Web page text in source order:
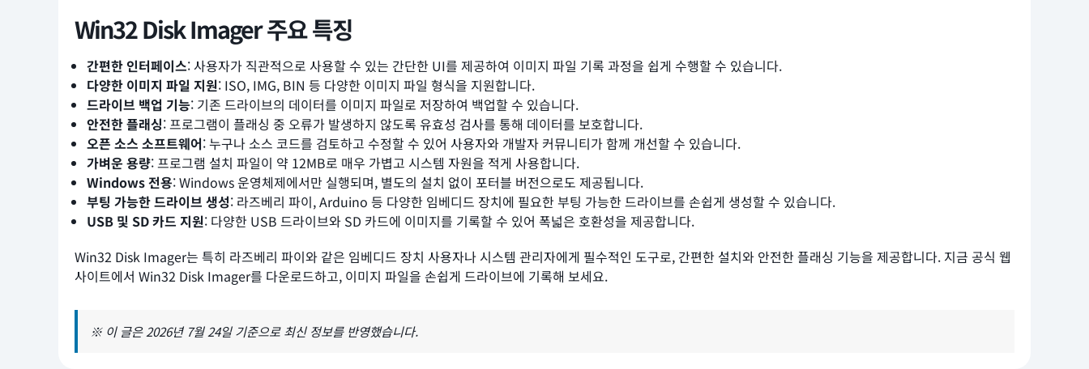
Win32 Disk Imager 주요 특징
간편한 인터페이스: 사용자가 직관적으로 사용할 수 있는 간단한 UI를 제공하여 이미지 파일 기록 과정을 쉽게 수행할 수 있습니다.
다양한 이미지 파일 지원: ISO, IMG, BIN 등 다양한 이미지 파일 형식을 지원합니다.
드라이브 백업 기능: 기존 드라이브의 데이터를 이미지 파일로 저장하여 백업할 수 있습니다.
안전한 플래싱: 프로그램이 플래싱 중 오류가 발생하지 않도록 유효성 검사를 통해 데이터를 보호합니다.
오픈 소스 소프트웨어: 누구나 소스 코드를 검토하고 수정할 수 있어 사용자와 개발자 커뮤니티가 함께 개선할 수 있습니다.
가벼운 용량: 프로그램 설치 파일이 약 12MB로 매우 가볍고 시스템 자원을 적게 사용합니다.
Windows 전용: Windows 운영체제에서만 실행되며, 별도의 설치 없이 포터블 버전으로도 제공됩니다.
부팅 가능한 드라이브 생성: 라즈베리 파이, Arduino 등 다양한 임베디드 장치에 필요한 부팅 가능한 드라이브를 손쉽게 생성할 수 있습니다.
USB 및 SD 카드 지원: 다양한 USB 드라이브와 SD 카드에 이미지를 기록할 수 있어 폭넓은 호환성을 제공합니다.
Win32 Disk Imager는 특히 라즈베리 파이와 같은 임베디드 장치 사용자나 시스템 관리자에게 필수적인 도구로, 간편한 설치와 안전한 플래싱 기능을 제공합니다. 지금 공식 웹
사이트에서 Win32 Disk Imager를 다운로드하고, 이미지 파일을 손쉽게 드라이브에 기록해 보세요.
※ 이 글은 2026년 7월 24일 기준으로 최신 정보를 반영했습니다.